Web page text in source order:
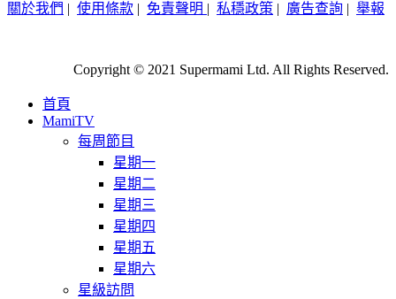
關於我們 | 使用條款 | 免責聲明 | 私穩政策 | 廣告查詢 | 舉報
Copyright © 2021 Supermami Ltd. All Rights Reserved.
首頁
MamiTV
每周節目
星期一
星期二
星期三
星期四
星期五
星期六
星級訪問